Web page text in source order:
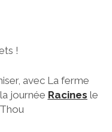
!
avec La ferme
journée Racines le